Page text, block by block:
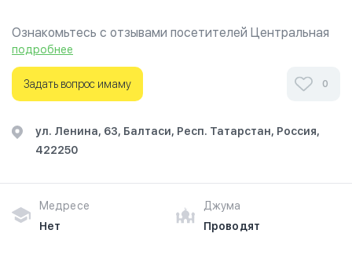
Ознакомьтесь с отзывами посетителей Центральная
мечеть в Балтасях в г.Балтаси на фотографиях и
узнайте о часах работы. Ваше духовное путешествие
начинается здесь.
подробнее
Задать вопрос имаму 0
ул. Ленина, 63, Балтаси, Респ. Татарстан, Россия,
422250
Медресе
Нет
Джума
Проводят